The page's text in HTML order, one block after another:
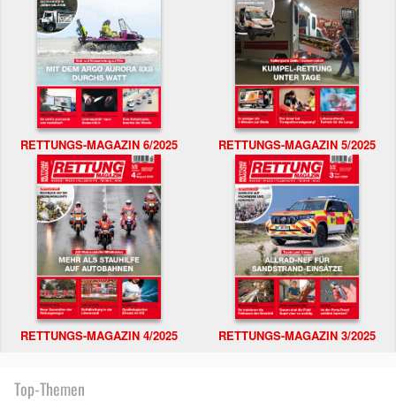
RETTUNGS-MAGAZIN 6/2025 RETTUNGS-MAGAZIN 5/2025
RETTUNGS-MAGAZIN 4/2025 RETTUNGS-MAGAZIN 3/2025
Top-Themen